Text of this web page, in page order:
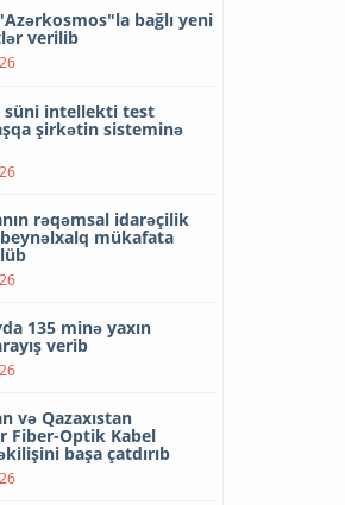
bağlı yeni
verilib
süni intellekti test
şirkətin sisteminə
rəqəmsal idarəçilik
mükafata
135 minə yaxın
verib
və Qazaxıstan
Fiber-Optik Kabel
başa çatdırıb